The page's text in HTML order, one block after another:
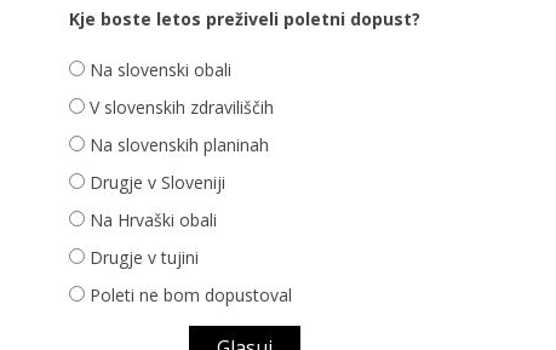
Kje boste letos preživeli poletni dopust?
Na slovenski obali
V slovenskih zdraviliščih
Na slovenskih planinah
Drugje v Sloveniji
Na Hrvaški obali
Drugje v tujini
Poleti ne bom dopustoval